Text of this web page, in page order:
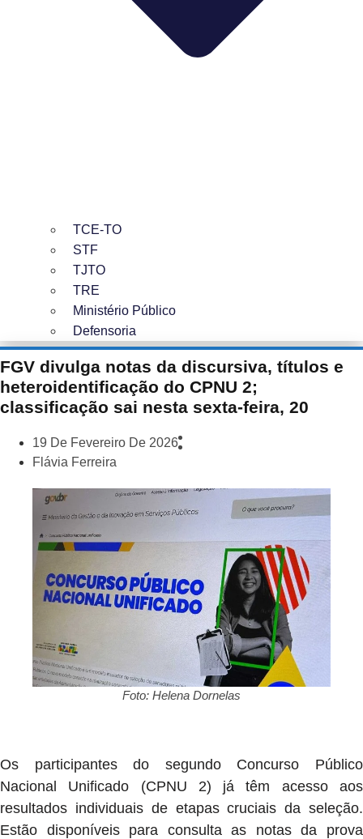
TCE-TO
STF
TJTO
TRE
Ministério Público
Defensoria
FGV divulga notas da discursiva, títulos e
heteroidentificação do CPNU 2;
classificação sai nesta sexta-feira, 20
19 De Fevereiro De 2026
Flávia Ferreira
Foto: Helena Dornelas
Os participantes do segundo Concurso Público
Nacional Unificado (CPNU 2) já têm acesso aos
resultados individuais de etapas cruciais da seleção.
Estão disponíveis para consulta as notas da prova